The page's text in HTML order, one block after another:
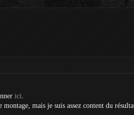
ici.
mais je suis assez content du